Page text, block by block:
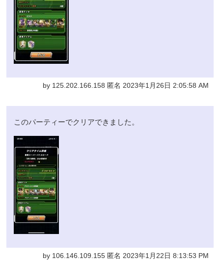
by 125.202.166.158 匿名 2023年1月26日 2:05:58 AM
このパーティーでクリアできました。
by 106.146.109.155 匿名 2023年1月22日 8:13:53 PM